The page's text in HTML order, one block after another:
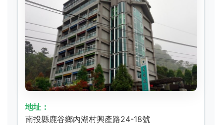
地址：
南投縣鹿谷鄉內湖村興產路24-18號